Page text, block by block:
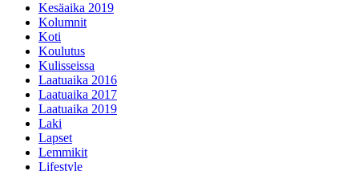
Kesäaika 2019
Kolumnit
Koti
Koulutus
Kulisseissa
Laatuaika 2016
Laatuaika 2017
Laatuaika 2019
Laki
Lapset
Lemmikit
Lifestyle